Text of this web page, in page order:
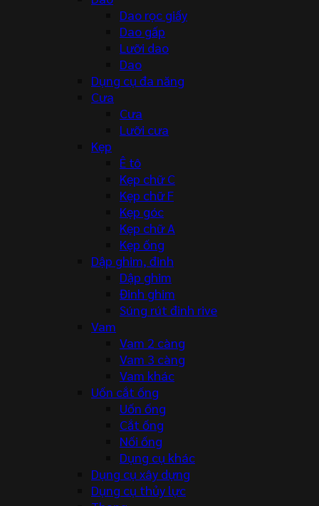
Dao rọc giấy
Dao gấp
Lưỡi dao
Dao
Dụng cụ đa năng
Cưa
Cưa
Lưỡi cưa
Kẹp
Ê tô
Kẹp chữ C
Kẹp chữ F
Kẹp góc
Kẹp chữ A
Kẹp ống
Dập ghim, đinh
Dập ghim
Đinh ghim
Súng rút đinh rive
Vam
Vam 2 càng
Vam 3 càng
Vam khác
Uốn cắt ống
Uốn ống
Cắt ống
Nối ống
Dụng cụ khác
Dụng cụ xây dựng
Dụng cụ thủy lực